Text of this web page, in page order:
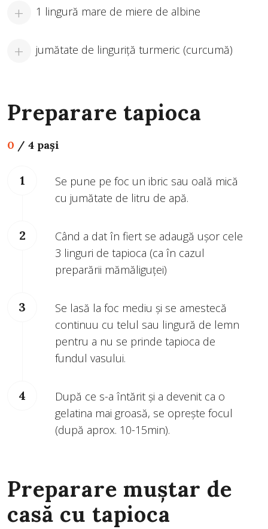
1 lingură mare de miere de albine
jumătate de linguriță turmeric (curcumă)
Preparare tapioca
0 / 4 pași
Se pune pe foc un ibric sau oală mică
cu jumătate de litru de apă.
Când a dat în fiert se adaugă ușor cele
3 linguri de tapioca (ca în cazul
preparării mămăliguței)
Se lasă la foc mediu și se amestecă
continuu cu telul sau lingură de lemn
pentru a nu se prinde tapioca de
fundul vasului.
După ce s-a întărit și a devenit ca o
gelatina mai groasă, se oprește focul
(după aprox. 10-15min).
Preparare muștar de
casă cu tapioca